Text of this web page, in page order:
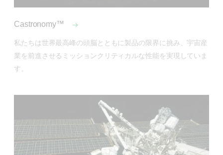
Castronomy™
私たちは世界最高峰の頭脳とともに製品の限界に挑み、宇宙産
業を前進させるミッションクリティカルな性能を実現していま
す。